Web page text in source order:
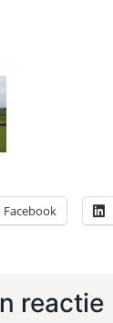
Facebook
reactie